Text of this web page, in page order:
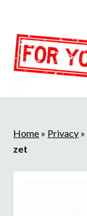
Home » Privacy »
zet